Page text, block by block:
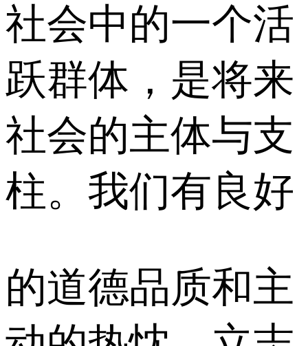
社会中的一个活
跃群体，是将来
社会的主体与支
柱。我们有良好
的道德品质和主